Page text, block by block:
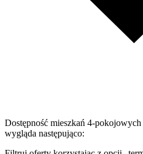
Dostępność mieszkań 4-
wygląda następująco: